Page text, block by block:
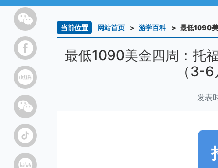
当前位置 网站首页 游学百科 最低1090
最低1090美金四周：托
（3-
发表